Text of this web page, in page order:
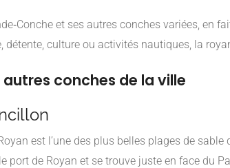
et ses autres conches variées,
détente, culture ou activités nautiques, la
conches de la ville
est l’une des plus belles plages de sable
port de Royan et se trouve juste en face du